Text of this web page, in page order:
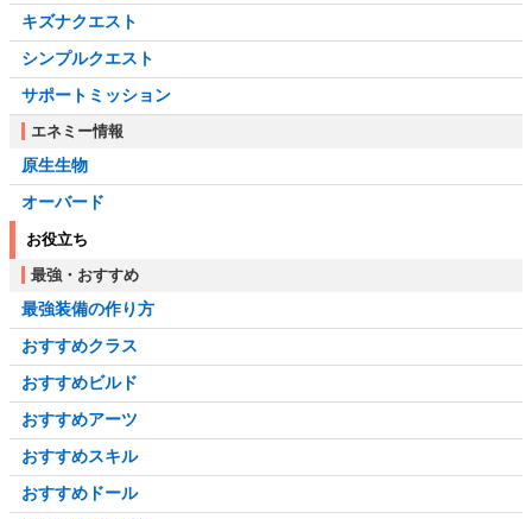
キズナクエスト
シンプルクエスト
サポートミッション
エネミー情報
原生生物
オーバード
お役立ち
最強・おすすめ
最強装備の作り方
おすすめクラス
おすすめビルド
おすすめアーツ
おすすめスキル
おすすめドール